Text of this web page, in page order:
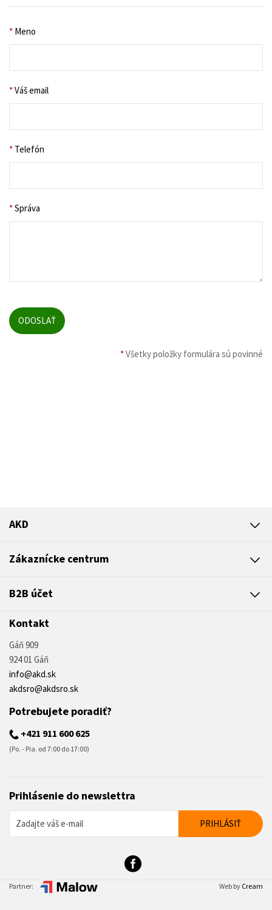
* Meno
*Váš email
* Telefón
*Správa
*Všetky položky formulára sú povinné
AKD
Zákaznícke centrum
B2B účet
Kontakt
Gáň 909
924 01 Gáň
info@akd.sk
akdsro@akdsro.sk
Potrebujete poradiť?
+421 911 600 625
(Po. - Pia. od 7:00 do 17:00)
Prihlásenie do newslettra
Partner: Web by Cream